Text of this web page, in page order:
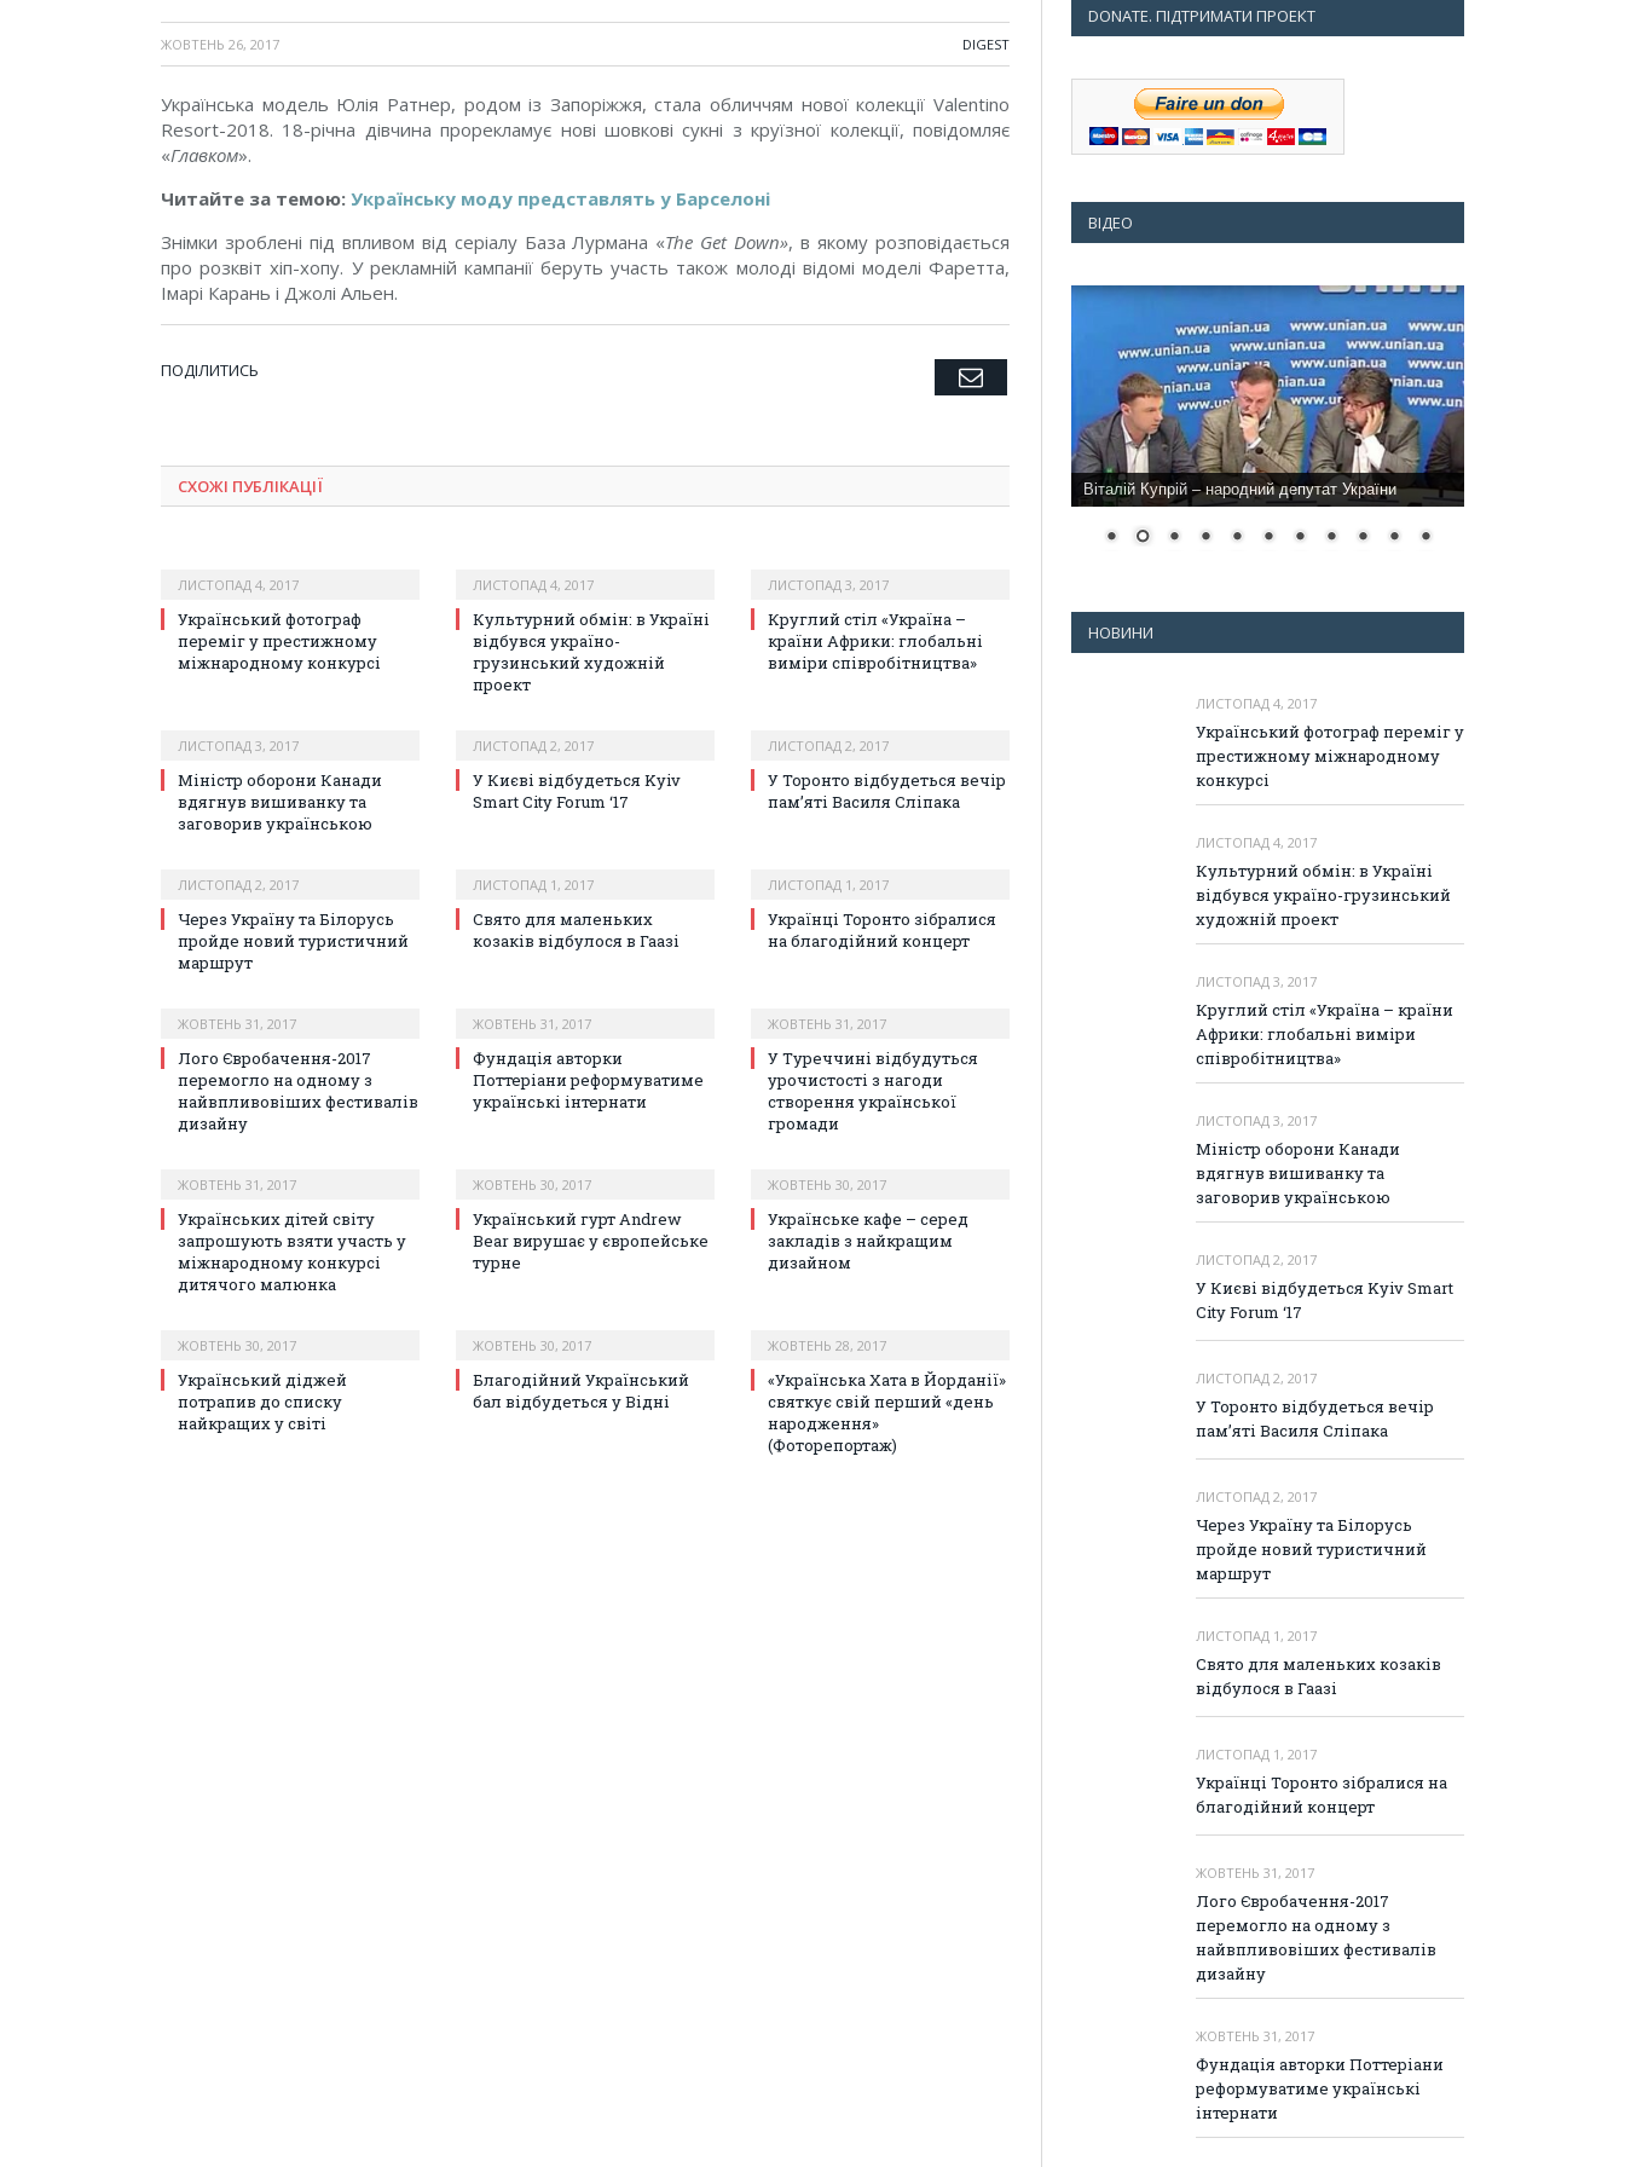
ЖОВТЕНЬ 26, 2017 DIGEST
Українська модель Юлія Ратнер, родом із Запоріжжя, стала обличчям нової колекції Valentino
Resort-2018. 18-річна дівчина прорекламує нові шовкові сукні з круїзної колекції, повідомляє
«Главком».
Читайте за темою: Українську моду представлять у Барселоні
Знімки зроблені під впливом від серіалу База Лурмана «The Get Down», в якому розповідається
про розквіт хіп-хопу. У рекламній кампанії беруть участь також молоді відомі моделі Фаретта,
Імарі Карань і Джолі Альен.
ПОДІЛИТИСЬ Twitter
Facebook
Google+
Pinterest
LinkedIn
TumblrEmail
СХОЖІ ПУБЛІКАЦІЇ
ЛИСТОПАД 4, 2017
Український фотограф
переміг у престижному
міжнародному конкурсі
ЛИСТОПАД 4, 2017
Культурний обмін: в Україні
відбувся україно-
грузинський художній
проект
ЛИСТОПАД 3, 2017
Круглий стіл «Україна –
країни Африки: глобальні
виміри співробітництва»
ЛИСТОПАД 3, 2017
Міністр оборони Канади
вдягнув вишиванку та
заговорив українською
ЛИСТОПАД 2, 2017
У Києві відбудеться Kyiv
Smart City Forum ‘17
ЛИСТОПАД 2, 2017
У Торонто відбудеться вечір
пам’яті Василя Сліпака
ЛИСТОПАД 2, 2017
Через Україну та Білорусь
пройде новий туристичний
маршрут
ЛИСТОПАД 1, 2017
Свято для маленьких
козаків відбулося в Гаазі
ЛИСТОПАД 1, 2017
Українці Торонто зібралися
на благодійний концерт
ЖОВТЕНЬ 31, 2017
Лого Євробачення-2017
перемогло на одному з
найвпливовіших фестивалів
дизайну
ЖОВТЕНЬ 31, 2017
Фундація авторки
Поттеріани реформуватиме
українські інтернати
ЖОВТЕНЬ 31, 2017
У Туреччині відбудуться
урочистості з нагоди
створення української
громади
ЖОВТЕНЬ 31, 2017
Українських дітей світу
запрошують взяти участь у
міжнародному конкурсі
дитячого малюнка
ЖОВТЕНЬ 30, 2017
Український гурт Andrew
Bear вирушає у європейське
турне
ЖОВТЕНЬ 30, 2017
Українське кафе – серед
закладів з найкращим
дизайном
ЖОВТЕНЬ 30, 2017
Український діджей
потрапив до списку
найкращих у світі
ЖОВТЕНЬ 30, 2017
Благодійний Український
бал відбудеться у Відні
ЖОВТЕНЬ 28, 2017
«Українська Хата в Йорданії»
святкує свій перший «день
народження»
(Фоторепортаж)
DONATE. ПІДТРИМАТИ ПРОЕКТ
ВІДЕО
Віталій Купрій – народний депутат України
НОВИНИ
ЛИСТОПАД 4, 2017
Український фотограф переміг у
престижному міжнародному
конкурсі
ЛИСТОПАД 4, 2017
Культурний обмін: в Україні
відбувся україно-грузинський
художній проект
ЛИСТОПАД 3, 2017
Круглий стіл «Україна – країни
Африки: глобальні виміри
співробітництва»
ЛИСТОПАД 3, 2017
Міністр оборони Канади
вдягнув вишиванку та
заговорив українською
ЛИСТОПАД 2, 2017
У Києві відбудеться Kyiv Smart
City Forum ‘17
ЛИСТОПАД 2, 2017
У Торонто відбудеться вечір
пам’яті Василя Сліпака
ЛИСТОПАД 2, 2017
Через Україну та Білорусь
пройде новий туристичний
маршрут
ЛИСТОПАД 1, 2017
Свято для маленьких козаків
відбулося в Гаазі
ЛИСТОПАД 1, 2017
Українці Торонто зібралися на
благодійний концерт
ЖОВТЕНЬ 31, 2017
Лого Євробачення-2017
перемогло на одному з
найвпливовіших фестивалів
дизайну
ЖОВТЕНЬ 31, 2017
Фундація авторки Поттеріани
реформуватиме українські
інтернати